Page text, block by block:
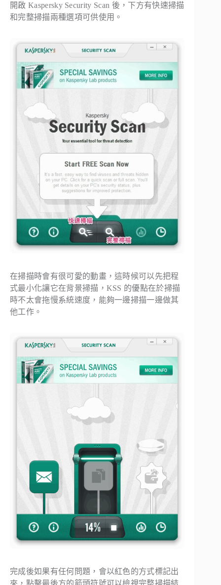
開啟 Kaspersky Security Scan 後，下方有快速掃描
和完整掃描兩種選項可供使用。
在掃描時會有很可愛的動畫，這時候可以先把程
式最小化讓它在背景掃描，KSS 的優點在於掃描
時不太會拖慢系統速度，能夠一邊掃描一邊做其
他工作。
完成後如果有任何問題，會以紅色的方式標記出
來，點擊最後方的箭頭符號可以檢視完整掃描結